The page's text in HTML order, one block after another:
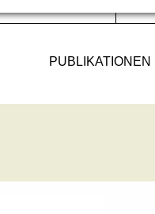
PUBLIKATIONEN